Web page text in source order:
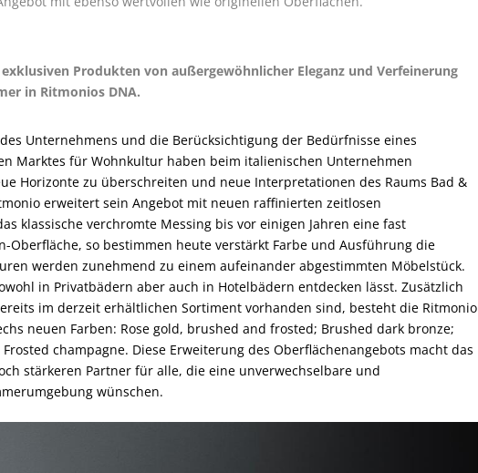
Produkten von außergewöhnlicher Eleganz und Verfeinerung
in Ritmonios DNA.
Unternehmens und die Berücksichtigung der Bedürfnisse eines
Marktes für Wohnkultur haben beim italienischen Unternehmen
Horizonte zu überschreiten und neue Interpretationen des Raums Bad &
erweitert sein Angebot mit neuen raffinierten zeitlosen
klassische verchromte Messing bis vor einigen Jahren eine fast
Oberfläche, so bestimmen heute verstärkt Farbe und Ausführung die
werden zunehmend zu einem aufeinander abgestimmten Möbelstück.
in Privatbädern aber auch in Hotelbädern entdecken lässt. Zusätzlich
im derzeit erhältlichen Sortiment vorhanden sind, besteht die Ritmonio
neuen Farben: Rose gold, brushed and frosted; Brushed dark bronze;
champagne. Diese Erweiterung des Oberflächenangebots macht das
stärkeren Partner für alle, die eine unverwechselbare und
wünschen.